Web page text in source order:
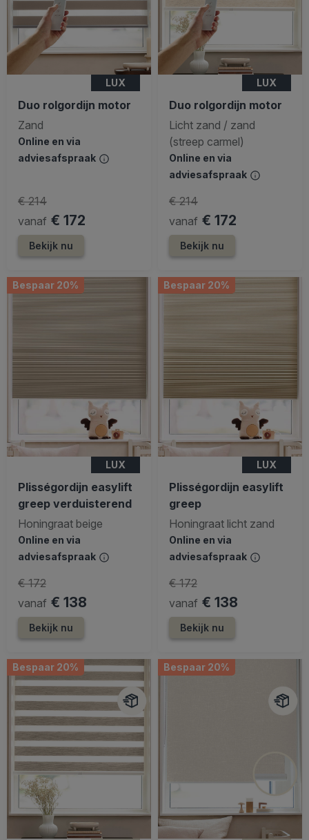
LUX
Duo rolgordijn motor
Zand
Online en via
adviesafspraak
vanaf € 172
€ 214
Bekijk nu
LUX
Duo rolgordijn motor
Licht zand / zand
(streep carmel)
Online en via
adviesafspraak
vanaf € 172
€ 214
Bekijk nu
Bespaar 20%
LUX
Plisségordijn easylift
greep verduisterend
Honingraat beige
Online en via
adviesafspraak
vanaf € 138
€ 172
Bekijk nu
Bespaar 20%
LUX
Plisségordijn easylift
greep
Honingraat licht zand
Online en via
adviesafspraak
vanaf € 138
€ 172
Bekijk nu
Bespaar 20% Bespaar 20%